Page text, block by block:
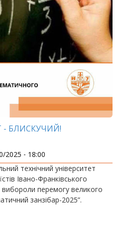
- БЛИСКУЧИЙ!
2025 - 18:00
технічний університет
Івано-Франківського
вибороли перемогу великого
занзібар-2025”.